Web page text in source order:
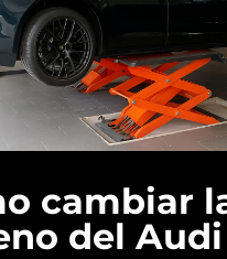
cambiar
del Audi